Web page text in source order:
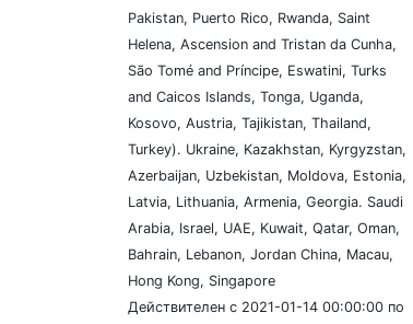
Pakistan, Puerto Rico, Rwanda, Saint
Helena, Ascension and Tristan da Cunha,
São Tomé and Príncipe, Eswatini, Turks
and Caicos Islands, Tonga, Uganda,
Kosovo, Austria, Tajikistan, Thailand,
Turkey). Ukraine, Kazakhstan, Kyrgyzstan,
Azerbaijan, Uzbekistan, Moldova, Estonia,
Latvia, Lithuania, Armenia, Georgia. Saudi
Arabia, Israel, UAE, Kuwait, Qatar, Oman,
Bahrain, Lebanon, Jordan China, Macau,
Hong Kong, Singapore
Действителен с 2021-01-14 00:00:00 по